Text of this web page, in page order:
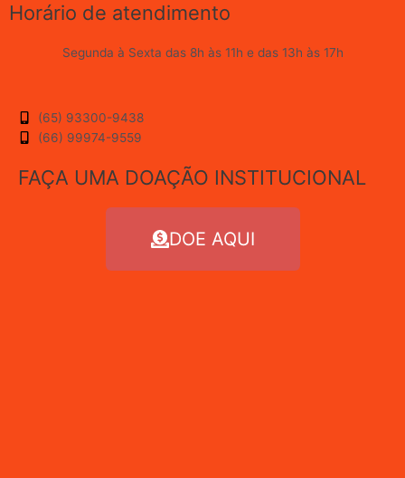
Horário de atendimento
Segunda à Sexta das 8h às 11h e das 13h às 17h
(65) 93300-9438
(66) 99974-9559
FAÇA UMA DOAÇÃO INSTITUCIONAL
DOE AQUI